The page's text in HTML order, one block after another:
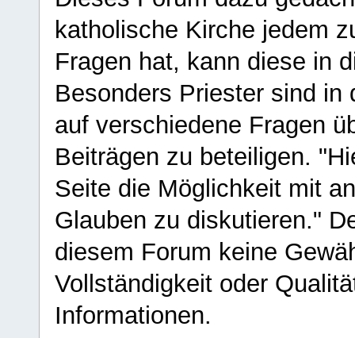
katholische Kirche jedem
Fragen hat, kann diese in
Besonders Priester sind in
auf verschiedene Fragen
Beiträgen zu beteiligen.
Seite die Möglichkeit mit
Glauben zu diskutieren."
diesem Forum keine
Vollständigkeit oder
Informationen.